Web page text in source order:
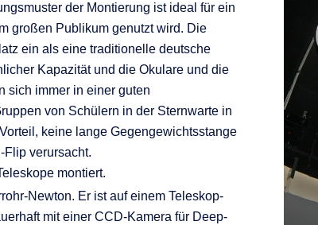
der Montierung ist ideal für ein
großen Publikum genutzt wird. Die
ein als eine traditionelle deutsche
Kapazität und die Okulare und die
sich immer in einer guten
von Schülern in der Sternwarte in
keine lange Gegengewichtsstange
verursacht.
montiert.
Newton. Er ist auf einem Teleskop-
mit einer CCD-Kamera für Deep-